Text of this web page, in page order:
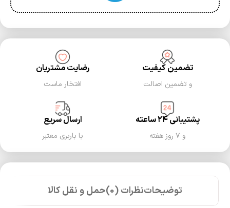
تضمین کیفیت
و تضمین اصالت
رضایت مشتریان
افتخار ماست
پشتیبانی ۲۴ ساعته
و ۷ روز هفته
ارسال سریع
با باربری معتبر
توضیحاتنظرات (0) حمل و نقل کالا